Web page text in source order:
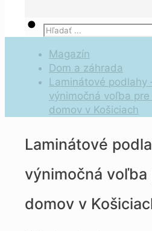
Magazín
Dom a záhrada
Laminátové podlahy
výnimočná voľba pre
domov v Košiciach
Laminátové
výnimočná voľba
domov v